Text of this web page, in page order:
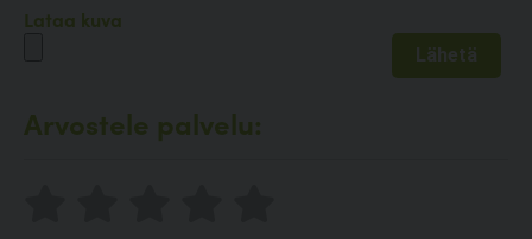
Lataa kuva
Arvostele palvelu: